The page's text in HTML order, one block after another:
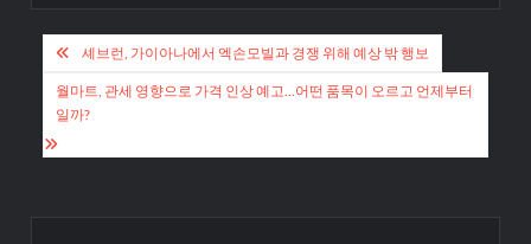
글
탐
색
셰브런, 가이아나에서 엑손모빌과 경쟁 위해 예상 밖 행보
월마트, 관세 영향으로 가격 인상 예고…어떤 품목이 오르고 언제부터
일까?